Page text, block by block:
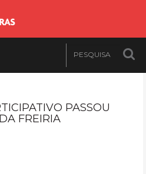
PASSOU
FREIRIA